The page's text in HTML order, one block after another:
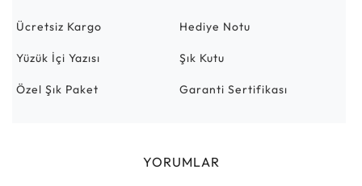
Ücretsiz Kargo Hediye Notu
Yüzük İçi Yazısı Şık Kutu
Özel Şık Paket Garanti Sertifikası
YORUMLAR